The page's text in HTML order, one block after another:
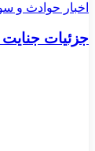
اخبار حوادث و
جزئیات